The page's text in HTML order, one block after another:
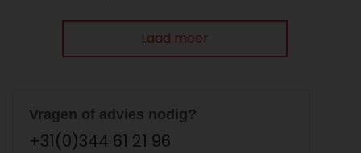
Vragen of advies nodig?
+31(0)344 61 21 96
Laad meer